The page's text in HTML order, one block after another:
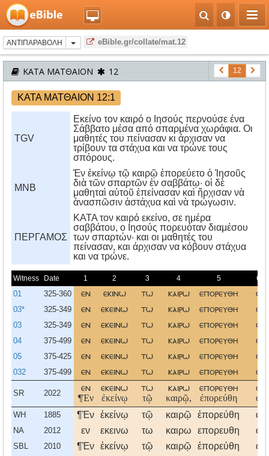
ΑΝΤΙΠΑΡΑΒΟΛΗ eBible.gr/collate/mat.12
ΚΑΤΑ ΜΑΤΘΑΙΟΝ 12 12
ΚΑΤΑ ΜΑΤΘΑΙΟΝ 12:1
TGV
Εκείνο τον καιρό ο Ιησούς περνούσε ένα
Σάββατο μέσα από σπαρμένα χωράφια. Οι
μαθητές του πείνασαν κι άρχισαν να
τρίβουν τα στάχυα και να τρώνε τους
σπόρους.
MNB
Ἐν ἐκείνῳ τῷ καιρῷ ἐπορεύετο ὁ Ἰησοῦς
διὰ τῶν σπαρτῶν ἐν σαββάτῳ· οἱ δὲ
μαθηταὶ αὐτοῦ ἐπείνασαν καὶ ἤρχισαν νὰ
ἀνασπῶσιν ἀστάχυα καὶ νὰ τρώγωσιν.
ΠΕΡΓΑΜΟΣ
KATA τον καιρό εκείνο, σε ημέρα
σαββάτου, ο Iησούς πορευόταν διαμέσου
των σπαρτών· και οι μαθητές του
πείνασαν, και άρχισαν να κόβουν στάχυα
και να τρώνε.
Witness Date 1 2 3 4 5 6
01 325-360 εν εκινω τω καιρω επορευθη ο
03* 325-349 εν εκεινω τω καιρω επορευθη ο
03 325-349 εν εκεινω τω καιρω επορευθη ο
04 375-499 εν εκεινω τω καιρω επορευθη ο
05 375-425 εν εκεινω τω καιρω επορευθη ο
032 375-499 εν εκεινω τω καιρω επορευθη ο
SR 2022
εν
¶Ἐν
εκεινω
ἐκείνῳ
τω
τῷ
καιρω
καιρῷ,
επορευθη
ἐπορεύθη
ο
ὁ
WH 1885 ¶Ἐν ἐκείνῳ τῷ καιρῷ ἐπορεύθη ὁ
NA 2012 εν εκεινω τω καιρω επορευθη ο
SBL 2010 ¶Ἐν ἐκείνῳ τῷ καιρῷ ἐπορεύθη ὁ